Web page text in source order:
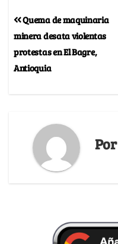
Quema de maquinaria
minera desata violentas
protestas en El Bagre,
Antioquia
Por